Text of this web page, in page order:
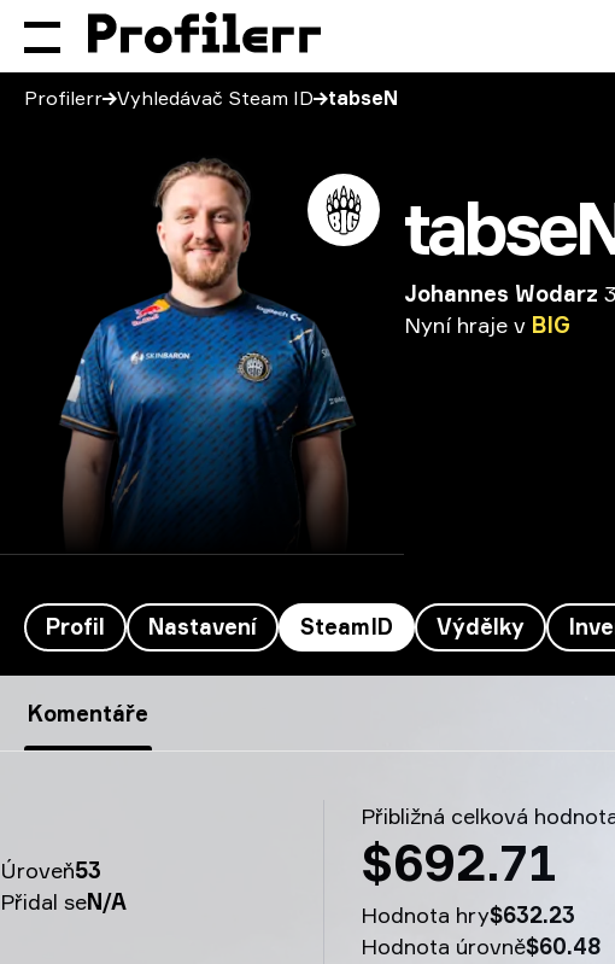
Profilerr Vyhledávač Steam ID tabseN
Johannes Wodarz
Nyní hraje v BIG
Profil Nastavení SteamID Výdělky
Komentáře
Úroveň53
Přidal seN/A
Přibližná celková
$692.71
Hodnota hry$632.23
Hodnota úrovně$60.48